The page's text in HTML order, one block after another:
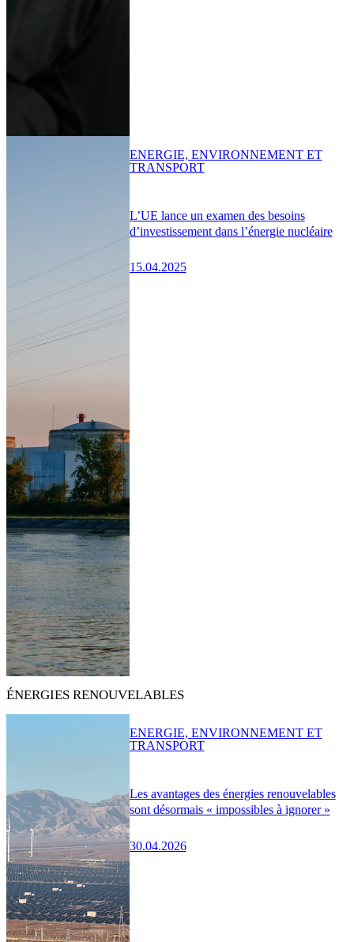
L’UE lance un examen des besoins
d’investissement dans l’énergie nucléaire
15.04.2025
ENERGIE, ENVIRONNEMENT ET
TRANSPORT
ÉNERGIES RENOUVELABLES
Les avantages des énergies renouvelables
sont désormais « impossibles à ignorer »
30.04.2026
ENERGIE, ENVIRONNEMENT ET
TRANSPORT